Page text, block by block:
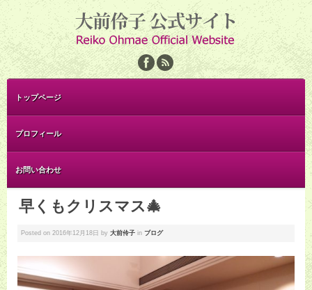
トップページ
プロフィール
お問い合わせ
早くもクリスマス🎄
Posted on 2016年12月18日 by 大前伶子 in ブログ